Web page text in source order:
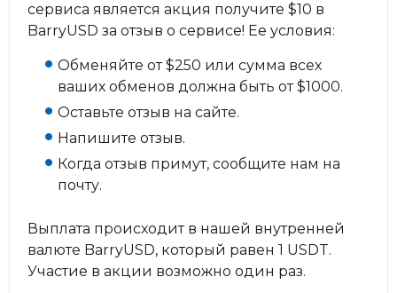
сервиса является акция получите $10 в
BarryUSD за отзыв о сервисе! Ее условия:
Обменяйте от $250 или сумма всех
ваших обменов должна быть от $1000.
Оставьте отзыв на сайте.
Напишите отзыв.
Когда отзыв примут, сообщите нам на
почту.
Выплата происходит в нашей внутренней
валюте BarryUSD, который равен 1 USDT.
Участие в акции возможно один раз.